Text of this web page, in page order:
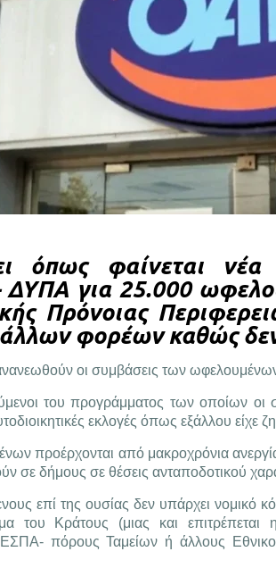
όπως φαίνεται
για 25.000
Πρόνοιας
φορέων καθώς
οι συμβάσεις των ωφελουμένων
του προγράμματος των οποίων
εκλογές όπως εξάλλου είχε
προέρχονται από μακροχρόνια
σε δήμους σε θέσεις ανταποδοτικού
επί της ουσίας δεν υπάρχει νομικό
του Κράτους (μιας και
πόρους Ταμείων ή άλλους